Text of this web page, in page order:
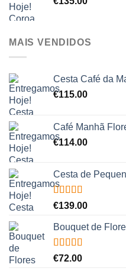
MAIS VENDIDOS
Cesta Café da
€115.00
Café Manhã
€114.00
Cesta de
Avaliação
€139.00
Bouquet de
Avaliação
€72.00